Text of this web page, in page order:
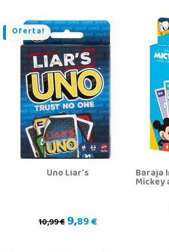
Oferta!
Uno Liar’s
10,99 €9,89 €
Baraja